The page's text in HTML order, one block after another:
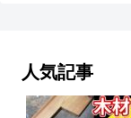
人気記事